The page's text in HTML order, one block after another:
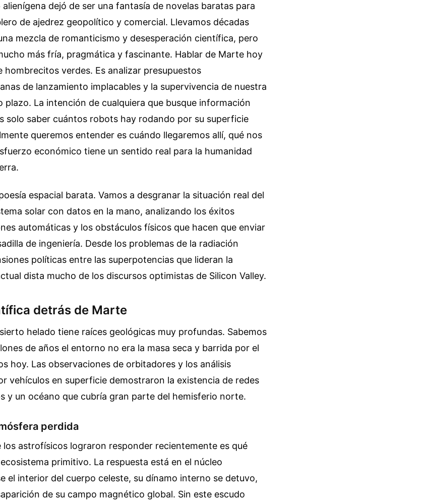
alienígena dejó de ser una fantasía de novelas baratas para
de ajedrez geopolítico y comercial. Llevamos décadas
mezcla de romanticismo y desesperación científica, pero
más fría, pragmática y fascinante. Hablar de Marte hoy
hombrecitos verdes. Es analizar presupuestos
de lanzamiento implacables y la supervivencia de nuestra
plazo. La intención de cualquiera que busque información
solo saber cuántos robots hay rodando por su superficie
queremos entender es cuándo llegaremos allí, qué nos
económico tiene un sentido real para la humanidad
espacial barata. Vamos a desgranar la situación real del
solar con datos en la mano, analizando los éxitos
automáticas y los obstáculos físicos que hacen que enviar
de ingeniería. Desde los problemas de la radiación
políticas entre las superpotencias que lideran la
dista mucho de los discursos optimistas de Silicon Valley.
detrás de Marte
helado tiene raíces geológicas muy profundas. Sabemos
de años el entorno no era la masa seca y barrida por el
hoy. Las observaciones de orbitadores y los análisis
vehículos en superficie demostraron la existencia de redes
y un océano que cubría gran parte del hemisferio norte.
perdida
los astrofísicos lograron responder recientemente es qué
primitivo. La respuesta está en el núcleo
el interior del cuerpo celeste, su dínamo interno se detuvo,
de su campo magnético global. Sin este escudo